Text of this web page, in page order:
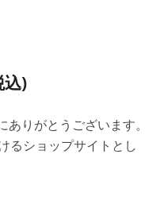
込)
りがとうございます。
るショップサイトとし